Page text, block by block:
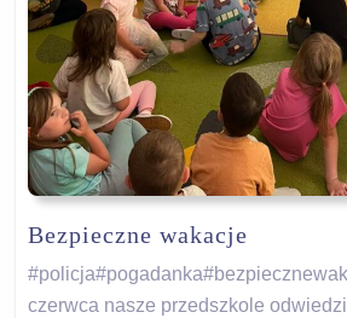
Bezpieczne wakacje
wakacje
czerwca nasze przedszkole